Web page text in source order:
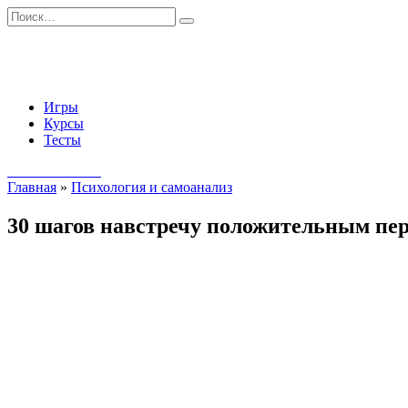
Перейти
к
Search
for:
Игры
Курсы
Тесты
Главная » Психология и самоанализ
30 шагов навстречу положительным